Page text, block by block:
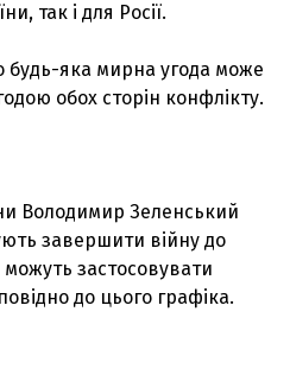
так і для Росії.
будь-яка мирна угода може
обох сторін конфлікту.
Володимир Зеленський
завершити війну до
можуть застосовувати
до цього графіка.